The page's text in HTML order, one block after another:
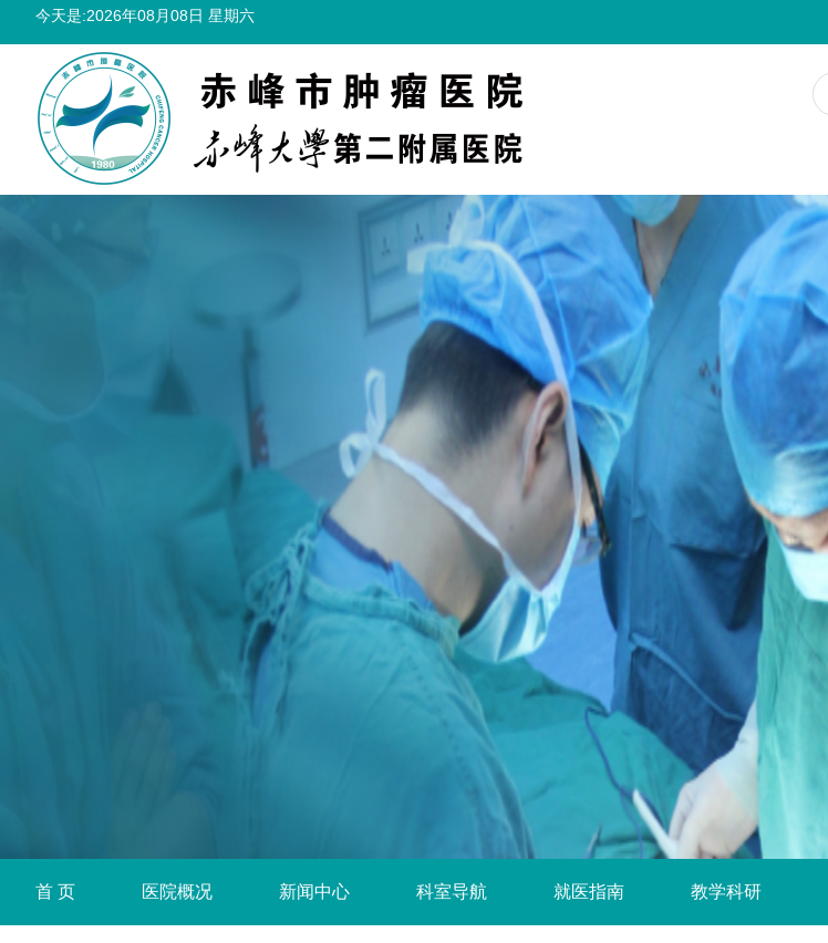
今天是:2026年08月08日 星期六
首 页 医院概况 新闻中心 科室导航 就医指南 教学科研